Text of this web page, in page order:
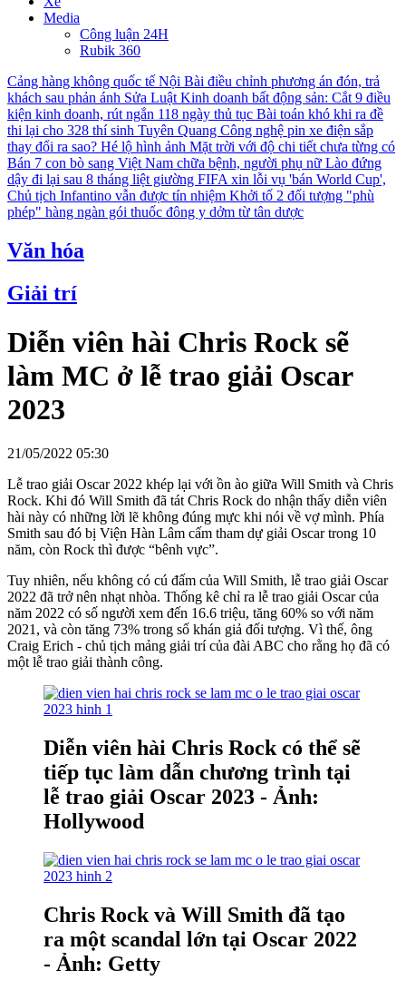
Media
Công luận 24H
Rubik 360
Cảng hàng không quốc tế Nội Bài điều chỉnh phương án đón, trả
khách sau phản ánh Sửa Luật Kinh doanh bất động sản: Cắt 9 điều
kiện kinh doanh, rút ngắn 118 ngày thủ tục Bài toán khó khi ra đề
thi lại cho 328 thí sinh Tuyên Quang Công nghệ pin xe điện sắp
thay đổi ra sao? Hé lộ hình ảnh Mặt trời với độ chi tiết chưa từng có
Bán 7 con bò sang Việt Nam chữa bệnh, người phụ nữ Lào đứng
dậy đi lại sau 8 tháng liệt giường FIFA xin lỗi vụ 'bán World Cup',
Chủ tịch Infantino vẫn được tín nhiệm Khởi tố 2 đối tượng "phù
phép" hàng ngàn gói thuốc đông y dởm từ tân dược
Văn hóa
Giải trí
Diễn viên hài Chris Rock sẽ
làm MC ở lễ trao giải Oscar
2023
21/05/2022 05:30
Lễ trao giải Oscar 2022 khép lại với ồn ào giữa Will Smith và Chris
Rock. Khi đó Will Smith đã tát Chris Rock do nhận thấy diễn viên
hài này có những lời lẽ không đúng mực khi nói về vợ mình. Phía
Smith sau đó bị Viện Hàn Lâm cấm tham dự giải Oscar trong 10
năm, còn Rock thì được “bênh vực”.
Tuy nhiên, nếu không có cú đấm của Will Smith, lễ trao giải Oscar
2022 đã trở nên nhạt nhòa. Thống kê chỉ ra lễ trao giải Oscar của
năm 2022 có số người xem đến 16.6 triệu, tăng 60% so với năm
2021, và còn tăng 73% trong số khán giả đối tượng. Vì thế, ông
Craig Erich - chủ tịch mảng giải trí của đài ABC cho rằng họ đã có
một lễ trao giải thành công.
Diễn viên hài Chris Rock có thể sẽ
tiếp tục làm dẫn chương trình tại
lễ trao giải Oscar 2023 - Ảnh:
Hollywood
Chris Rock và Will Smith đã tạo
ra một scandal lớn tại Oscar 2022
- Ảnh: Getty